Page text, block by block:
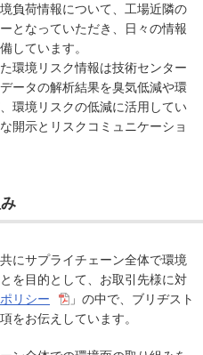
負荷情報について、工場近隣の
となっていただき、日々の情報
しています。
環境リスク情報は技術センター
ータの解析結果を臭気低減や環
環境リスクの低減に活用してい
開示とリスクコミュニケーショ
にサプライチェーン全体で環境
を目的として、お取引先様に対
リシー
」の中で、ブリヂスト
をお伝えしています。